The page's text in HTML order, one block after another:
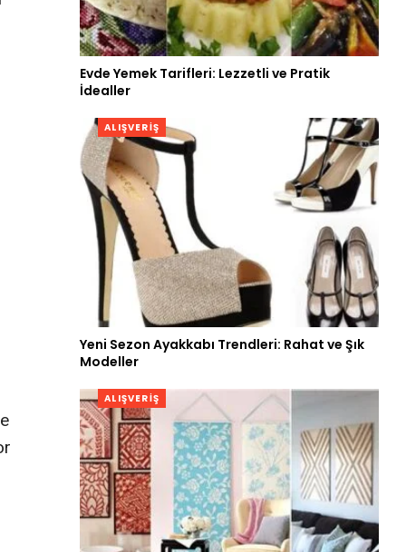
Evde Yemek Tarifleri: Lezzetli ve Pratik
İdealler
ALIŞVERIŞ
Yeni Sezon Ayakkabı Trendleri: Rahat ve Şık
Modeller
ALIŞVERIŞ